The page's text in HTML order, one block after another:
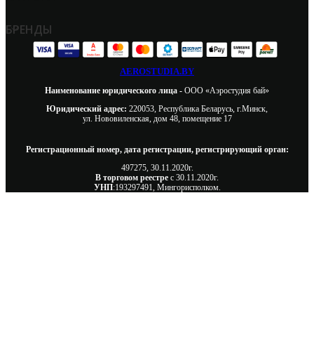
БРЕНДЫ
AEROSTUDIA.BY
Наименование юридического лица - ООО «Аэростудия бай»
Юридический адрес: 220053, Республика Беларусь, г.Минск,
ул. Нововиленская, дом 48, помещение 17
Регистрационный номер, дата регистрации, регистрирующий орган:
497275, 30.11.2020г.
В торговом реестре с 30.11.2020г.
УНП:193297491, Мингорисполком.